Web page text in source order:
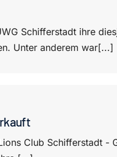
Schifferstadt ihre
Unter anderem war[...]
Club Schifferstadt -